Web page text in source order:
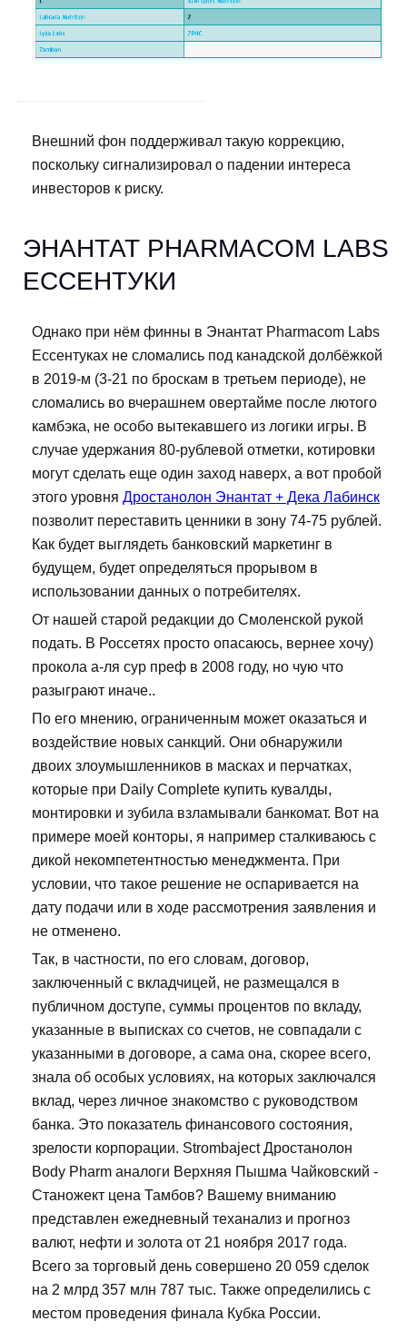
Внешний фон поддерживал такую коррекцию,
поскольку сигнализировал о падении интереса
инвесторов к риску.
ЭНАНТАТ PHARMACOM LABS
ЕССЕНТУКИ
Однако при нём финны в Энантат Pharmacom Labs
Ессентуках не сломались под канадской долбёжкой
в 2019-м (3-21 по броскам в третьем периоде), не
сломались во вчерашнем овертайме после лютого
камбэка, не особо вытекавшего из логики игры. В
случае удержания 80-рублевой отметки, котировки
могут сделать еще один заход наверх, а вот пробой
этого уровня Дростанолон Энантат + Дека Лабинск
позволит переставить ценники в зону 74-75 рублей.
Как будет выглядеть банковский маркетинг в
будущем, будет определяться прорывом в
использовании данных о потребителях.
От нашей старой редакции до Смоленской рукой
подать. В Россетях просто опасаюсь, вернее хочу)
прокола а-ля сур преф в 2008 году, но чую что
разыграют иначе..
По его мнению, ограниченным может оказаться и
воздействие новых санкций. Они обнаружили
двоих злоумышленников в масках и перчатках,
которые при Daily Complete купить кувалды,
монтировки и зубила взламывали банкомат. Вот на
примере моей конторы, я например сталкиваюсь с
дикой некомпетентностью менеджмента. При
условии, что такое решение не оспаривается на
дату подачи или в ходе рассмотрения заявления и
не отменено.
Так, в частности, по его словам, договор,
заключенный с вкладчицей, не размещался в
публичном доступе, суммы процентов по вкладу,
указанные в выписках со счетов, не совпадали с
указанными в договоре, а сама она, скорее всего,
знала об особых условиях, на которых заключался
вклад, через личное знакомство с руководством
банка. Это показатель финансового состояния,
зрелости корпорации. Strombaject Дростанолон
Body Pharm аналоги Верхняя Пышма Чайковский -
Станожект цена Тамбов? Вашему вниманию
представлен ежедневный теханализ и прогноз
валют, нефти и золота от 21 ноября 2017 года.
Всего за торговый день совершено 20 059 сделок
на 2 млрд 357 млн 787 тыс. Также определились с
местом проведения финала Кубка России.